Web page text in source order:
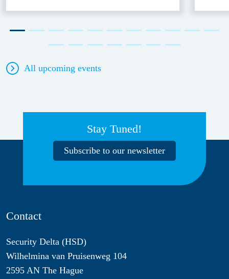
All upcoming events
Stay Tuned!
Subscribe to our newsletter
Contact
Security Delta (HSD)
Wilhelmina van Pruisenweg 104
2595 AN The Hague